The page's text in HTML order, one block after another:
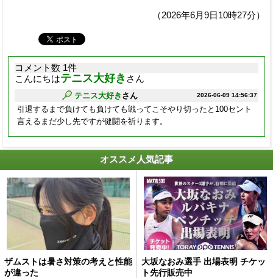
（2026年6月9日10時27分）
コメント数 1件
こんにちはテニス大好き さん
2026-06-09 14:56:37
テニス大好き さん
引退するまで負けても負けても戦ってこそやり切ったと100セント
言えるまだ少し先ですが健闘を祈ります。
オススメ人気記事
ザムストは暑さ対策の考えと性能
が違った
大坂なおみ選手 出場表明 チケッ
ト先行販売中